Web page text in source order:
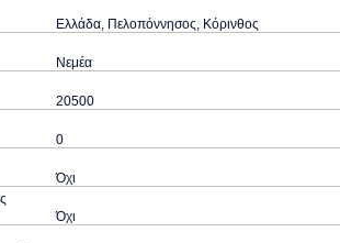
Ελλάδα, Πελοπόννησος, Κόρινθος
Νεμέα
20500
0
Όχι
Όχι